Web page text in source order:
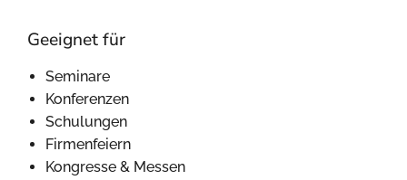
Geeignet für
Seminare
Konferenzen
Schulungen
Firmenfeiern
Kongresse & Messen